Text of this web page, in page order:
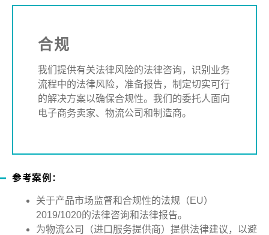
合规
我们提供有关法律风险的法律咨询，识别业务
流程中的法律风险，准备报告，制定切实可行
的解决方案以确保合规性。我们的委托人面向
电子商务卖家、物流公司和制造商。
参考案例：
关于产品市场监督和合规性的法规（EU）
2019/1020的法律咨询和法律报告。
为物流公司（进口服务提供商）提供法律建议，以避